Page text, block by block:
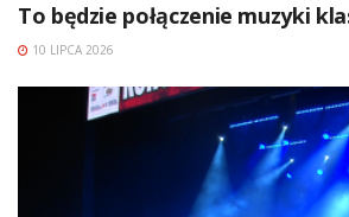
To będzie połączenie muzyki
10 LIPCA 2026